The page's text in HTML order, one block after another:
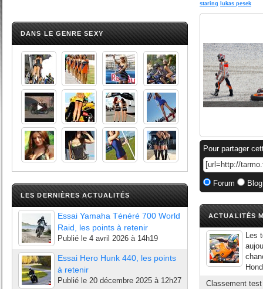
DANS LE GENRE SEXY
LES DERNIÈRES ACTUALITÉS
Essai Yamaha Ténéré 700 World
Raid, les points à retenir
Publié le 4 avril 2026 à 14h19
Essai Hero Hunk 440, les points
à retenir
Publié le 20 décembre 2025 à 12h27
staring
lukas pesek
Pour partager
Forum
ACTUALITÉS
Les
Classement